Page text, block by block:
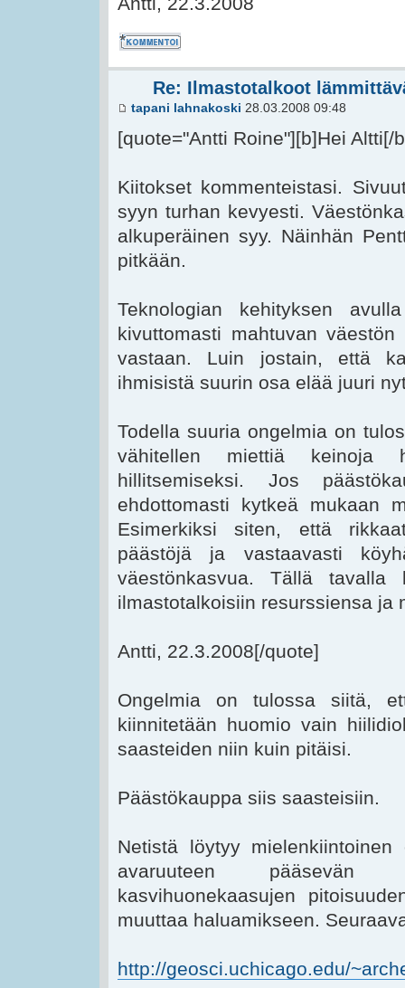
Kommentoi
Re: Ilmastotalkoot
tapani lahnakoski 28.03.2008 09:48
[quote="Antti Roine"][b]Hei Altti[/
Kiitokset kommenteistasi.
syyn turhan kevyesti.
alkuperäinen syy. Näinhän
pitkään.
Teknologian kehityksen
kivuttomasti mahtuvan
vastaan. Luin jostain, että
ihmisistä suurin osa elää juuri
Todella suuria ongelmia on
vähitellen miettiä keinoja
hillitsemiseksi. Jos
ehdottomasti kytkeä mukaan
Esimerkiksi siten, että
päästöjä ja vastaavasti
väestönkasvua. Tällä
ilmastotalkoisiin resurssiensa ja
Antti, 22.3.2008[/quote]
Ongelmia on tulossa siitä,
kiinnitetään huomio vain
saasteiden niin kuin pitäisi.
Päästökauppa siis saasteisiin.
Netistä löytyy
avaruuteen pääsevän
kasvihuonekaasujen
muuttaa haluamikseen.
http://geosci.uchicago.edu/